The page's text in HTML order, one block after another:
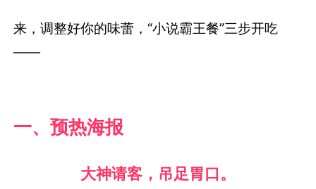
来，调整好你的味蕾，“小说霸王餐”三步开吃
——
一、预热海报
大神请客，吊足胃口。